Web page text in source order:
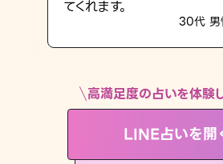
LINE占いを開く
※LINEアプリ内のサービスページへ遷移します
てくれます。
30代 男
高満足度の占いを体験
LINE占いを開